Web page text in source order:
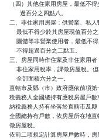
（四）其他住家用房屋，最低不
      過百分之四點八。
二、非住家用房屋：供營業、私
最低不得少於其房屋現值百分
團體等非營業使用者，最低不
    不得超過百分之二點五。
三、房屋同時作住家及非住家用
非住家用稅率，課徵房屋稅。
    全部面積六分之一。
直轄市及縣（市）政府應依前項
稅義務人全國總持有應稅房屋戶
納稅義務人持有坐落於直轄市及
全國總持有戶數，依房屋所在地
徵房屋稅。
依前二項規定計算房屋戶數時，